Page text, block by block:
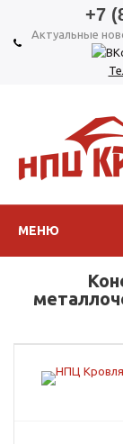
+7
Актуальные
МЕНЮ